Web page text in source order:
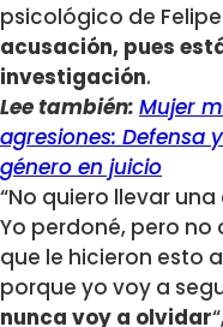
psicológico de Felipe
acusación, pues
investigación.
Lee también: Mujer
agresiones: Defensa
género en juicio
“No quiero llevar
Yo perdoné, pero no
que le hicieron esto
porque yo voy a
nunca voy a olvidar